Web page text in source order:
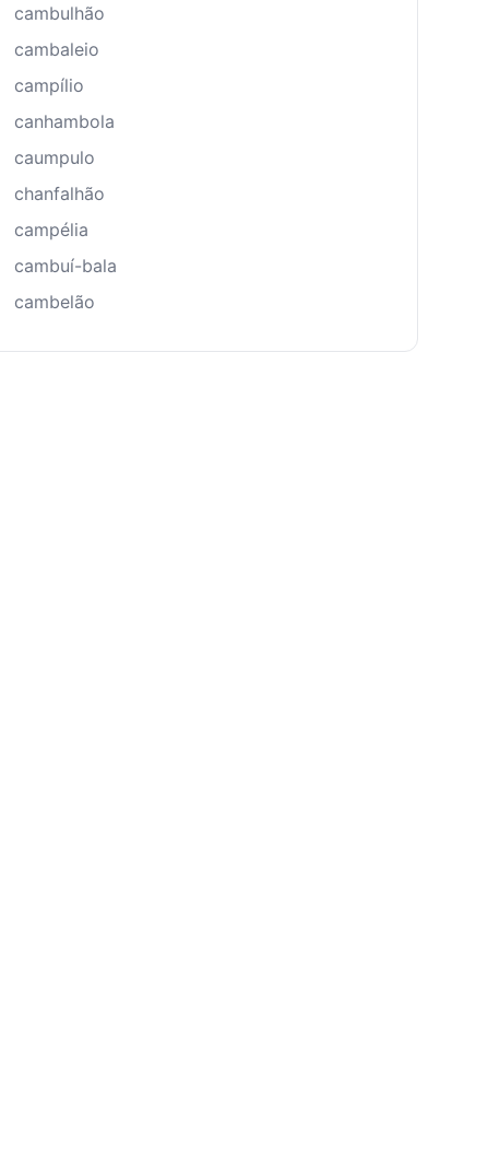
cambulhão
cambaleio
campílio
canhambola
caumpulo
chanfalhão
campélia
cambuí-bala
cambelão